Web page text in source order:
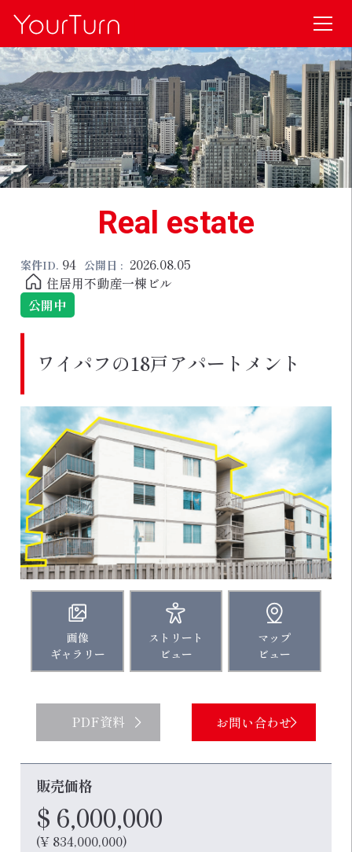
Real estate
案件ID. 94 公開日 : 2026.08.05
住居用不動産一棟ビル
公開中
ワイパフの18戸アパートメント
画像
ギャラリー
ストリート
ビュー
マップ
ビュー
PDF資料 お問い合わせ
販売価格
$ 6,000,000
(¥ 834,000,000)